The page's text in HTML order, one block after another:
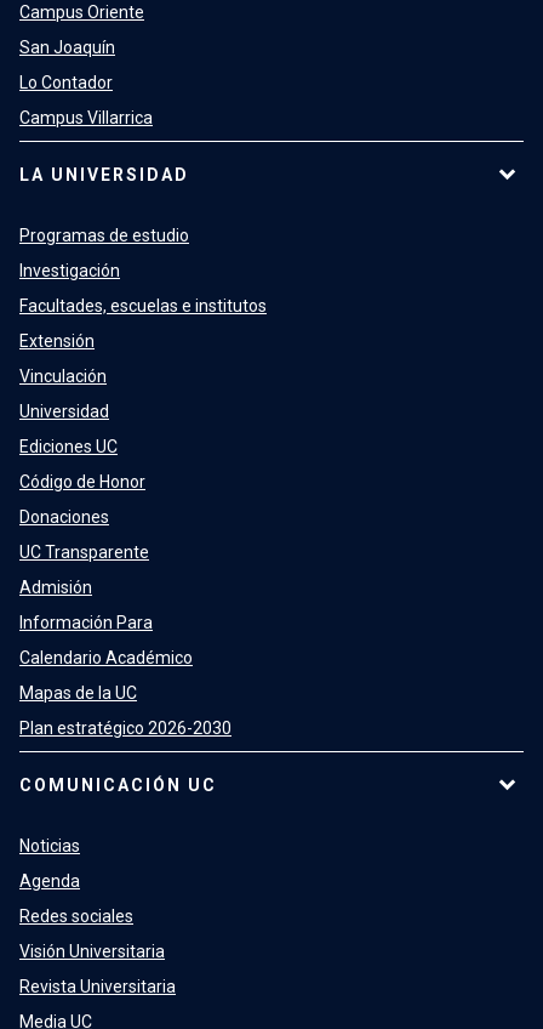
Campus Oriente
San Joaquín
Lo Contador
Campus Villarrica
LA UNIVERSIDAD
Programas de estudio
Investigación
Facultades, escuelas e institutos
Extensión
Vinculación
Universidad
Ediciones UC
Código de Honor
Donaciones
UC Transparente
Admisión
Información Para
Calendario Académico
Mapas de la UC
Plan estratégico 2026-2030
COMUNICACIÓN UC
Noticias
Agenda
Redes sociales
Visión Universitaria
Revista Universitaria
Media UC